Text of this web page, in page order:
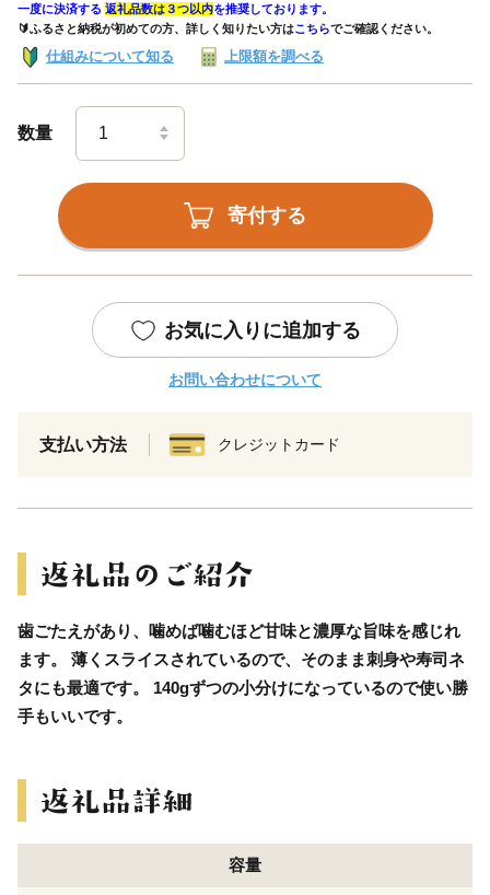
一度に決済する 返礼品数は３つ以内を推奨しております。
🔰ふるさと納税が初めての方、詳しく知りたい方はこちらでご確認ください。
仕組みについて知る 上限額を調べる
数量
寄付する
お気に入りに追加する
お問い合わせについて
支払い方法 クレジットカード
歯ごたえがあり、噛めば噛むほど甘味と濃厚な旨味を感じれ
ます。 薄くスライスされているので、そのまま刺身や寿司ネ
タにも最適です。 140gずつの小分けになっているので使い勝
手もいいです。
容量